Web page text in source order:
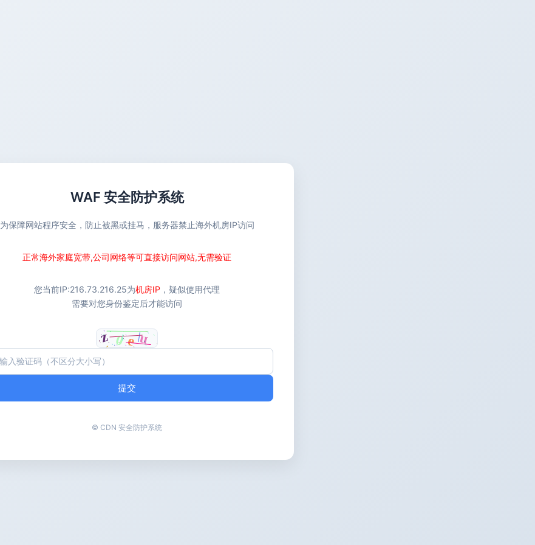
WAF 安全防护系统
为保障网站程序安全，防止被黑或挂马，服务器禁止海外机房IP访问
正常海外家庭宽带,公司网络等可直接访问网站,无需验证
您当前IP:216.73.216.25为机房IP ，疑似使用代理
需要对您身份鉴定后才能访问
提交
© CDN 安全防护系统